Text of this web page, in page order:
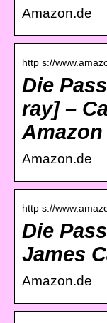
Amazon.de
http s://
Die
ray] –
Amazon
Amazon.de
http s://
Die
James
Amazon.de